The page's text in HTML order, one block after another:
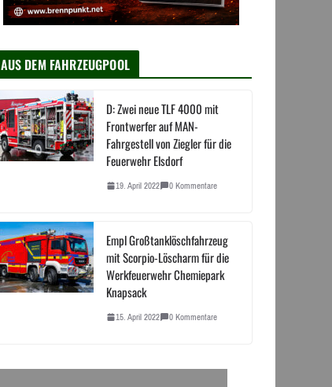
AUS DEM FAHRZEUGPOOL
D: Zwei neue TLF 4000 mit
Frontwerfer auf MAN-
Fahrgestell von Ziegler für die
Feuerwehr Elsdorf
19. April 2022 0 Kommentare
Empl Großtanklöschfahrzeug
mit Scorpio-Löscharm für die
Werkfeuerwehr Chemiepark
Knapsack
15. April 2022 0 Kommentare